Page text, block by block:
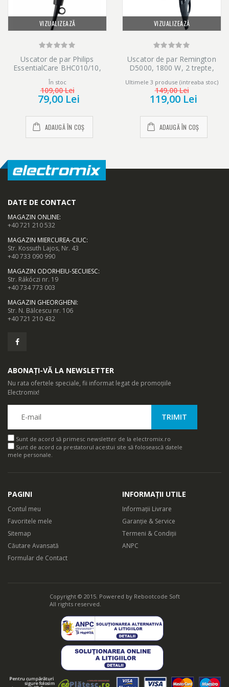
VIZUALIZEAZĂ
Uscator de par Philips
EssentialCare BHC010/10,
1200 W, 3 setari
temperatura, maner pliant,
Negru
În stoc
109,00 Lei
79,00 Lei
ADAUGĂ ÎN COȘ
VIZUALIZEAZĂ
Uscator de par Remington
D5000, 1800 W, 2 trepte,
Ultimele 3 produse (intreaba stoc)
149,00 Lei
119,00 Lei
ADAUGĂ ÎN COȘ
DATE DE CONTACT
MAGAZIN ONLINE:
+40 721 210 532
MAGAZIN MIERCUREA-CIUC:
Str. Kossuth Lajos, Nr. 43
+40 733 090 990
MAGAZIN ODORHEIU-SECUIESC:
Str. Rákóczi nr. 19
+40 734 773 003
MAGAZIN GHEORGHENI:
Str. N. Bălcescu nr. 106
+40 721 210 432
ABONAȚI-VĂ LA NEWSLETTER
Nu rata ofertele speciale, fii informat legat de promoțiile
Electromix!
Sunt de acord să primesc newsletter de la electromix.ro
Sunt de acord ca prestatorul acestui site să folosească datele
mele personale.
PAGINI
Contul meu
Favoritele mele
Sitemap
Căutare Avansată
Formular de Contact
INFORMAȚII UTILE
Informații Livrare
Garanție & Service
Termeni & Condiții
ANPC
Copyright © 2015. Powered by Rebootcode Soft
All rights reserved.